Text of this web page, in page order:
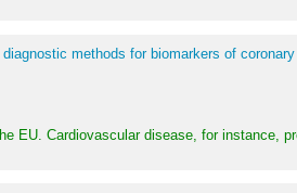
methods for biomarkers of
EU. Cardiovascular disease, for instance,